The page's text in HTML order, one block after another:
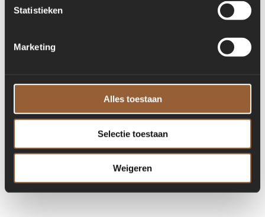
Statistieken
Marketing
Alles toestaan
Selectie toestaan
Weigeren